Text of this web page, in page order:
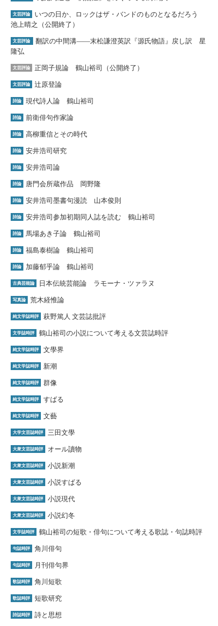
文芸評論
いつの日か、ロックはザ・バンドのものとなるだろう
池上晴之（公開終了）
文芸評論
翻訳の中間溝――末松謙澄英訳『源氏物語』戻し訳 星
隆弘
文芸評論 正岡子規論 鶴山裕司（公開終了）
文芸評論 辻原登論
詩論 現代詩人論 鶴山裕司
詩論 前衛俳句作家論
詩論 高柳重信とその時代
詩論 安井浩司研究
詩論 安井浩司論
詩論 唐門会所蔵作品 岡野隆
詩論 安井浩司墨書句漫読 山本俊則
詩論 安井浩司参加初期同人誌を読む 鶴山裕司
詩論 馬場あき子論 鶴山裕司
詩論 福島泰樹論 鶴山裕司
詩論 加藤郁乎論 鶴山裕司
古典芸能論 日本伝統芸能論 ラモーナ・ツァラヌ
写真論 荒木経惟論
純文学誌時評 萩野篤人 文芸誌批評
文学誌時評 鶴山裕司の小説について考える文芸誌時評
純文学誌時評 文學界
純文学誌時評 新潮
純文学誌時評 群像
純文学誌時評 すばる
純文学誌時評 文藝
大学文芸誌時評 三田文學
大衆文芸誌時評 オール讀物
大衆文芸誌時評 小説新潮
大衆文芸誌時評 小説すばる
大衆文芸誌時評 小説現代
大衆文芸誌時評 小説幻冬
文学誌時評 鶴山裕司の短歌・俳句について考える歌誌・句誌時評
句誌時評 角川俳句
句誌時評 月刊俳句界
歌誌時評 角川短歌
歌誌時評 短歌研究
詩誌時評 詩と思想